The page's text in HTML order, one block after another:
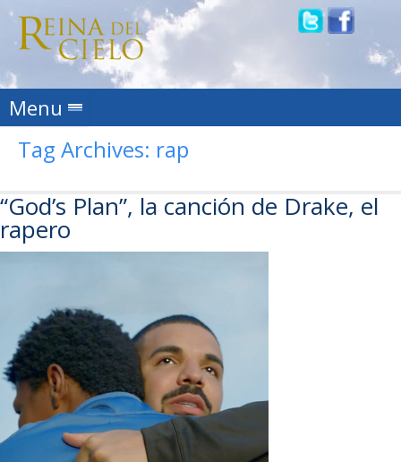
Menu Skip to content
Tag Archives: rap
“God’s Plan”, la canción de Drake, el
rapero